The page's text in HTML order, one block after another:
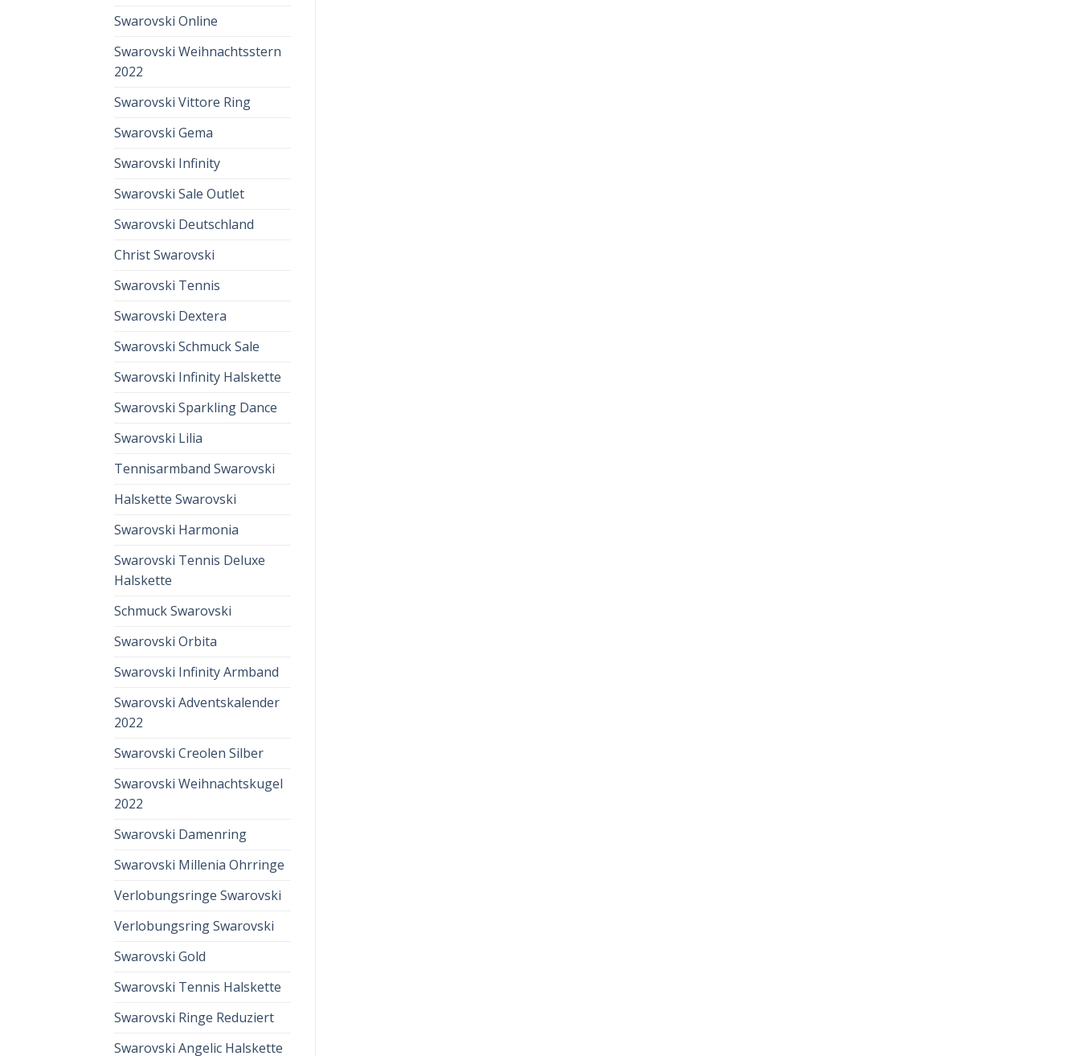
Swarovski Online
Swarovski Weihnachtsstern
2022
Swarovski Vittore Ring
Swarovski Gema
Swarovski Infinity
Swarovski Sale Outlet
Swarovski Deutschland
Christ Swarovski
Swarovski Tennis
Swarovski Dextera
Swarovski Schmuck Sale
Swarovski Infinity Halskette
Swarovski Sparkling Dance
Swarovski Lilia
Tennisarmband Swarovski
Halskette Swarovski
Swarovski Harmonia
Swarovski Tennis Deluxe
Halskette
Schmuck Swarovski
Swarovski Orbita
Swarovski Infinity Armband
Swarovski Adventskalender
2022
Swarovski Creolen Silber
Swarovski Weihnachtskugel
2022
Swarovski Damenring
Swarovski Millenia Ohrringe
Verlobungsringe Swarovski
Verlobungsring Swarovski
Swarovski Gold
Swarovski Tennis Halskette
Swarovski Ringe Reduziert
Swarovski Angelic Halskette